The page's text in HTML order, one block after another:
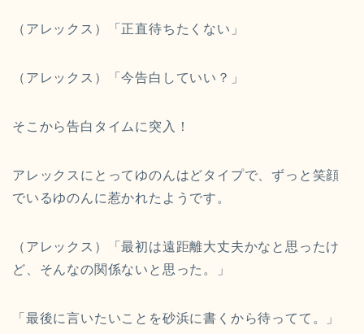
（アレックス）「正直待ちたくない」
（アレックス）「今告白していい？」
そこから告白タイムに突入！
アレックスにとってゆのんはどタイプで、ずっと笑顔
でいるゆのんに惹かれたようです。
（アレックス）「最初は遠距離大丈夫かなと思ったけ
ど、そんなの関係ないと思った。」
「最後に言いたいことを砂浜に書くから待ってて。」